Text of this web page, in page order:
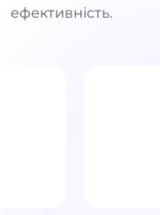
ефективність.